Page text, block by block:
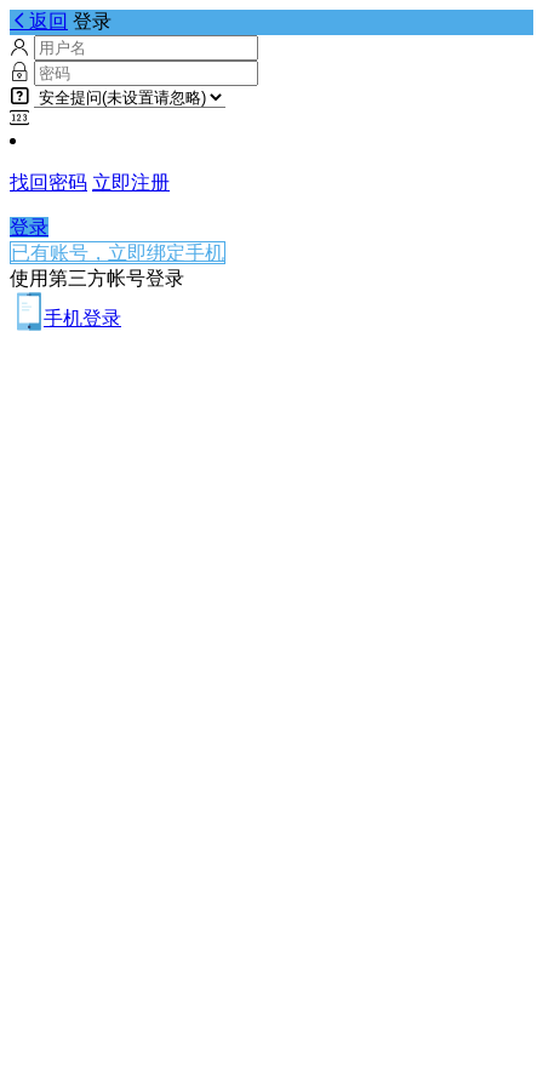
返回 登录
找回密码 立即注册
登录
已有账号，立即绑定手机
使用第三方帐号登录
手机登录